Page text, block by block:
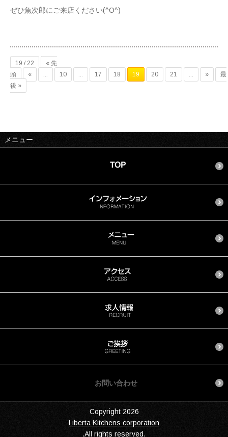
ぜひ魚次郎にご来店ください(^O^)
19 / 22
« 先
頭
« 10 17 18 19 20 21 »
最
後 »
メニュー
お問い合わせ
Copyright 2026
Liberta Kitchens corporation
.All rights reserved.